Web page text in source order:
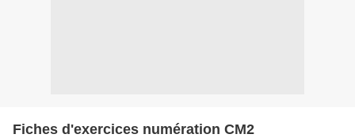
Fiches d'exercices numération CM2